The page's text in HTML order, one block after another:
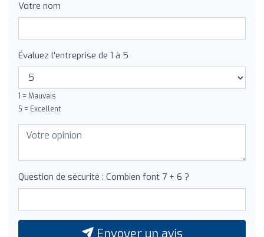
Votre nom
Évaluez l'entreprise de 1 à 5
1 = Mauvais
5 = Excellent
Question de sécurité : Combien font 7 + 6 ?
Envoyer un avis